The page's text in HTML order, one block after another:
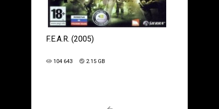
F.E.A.R. (2005)
104 643 2.15 GB